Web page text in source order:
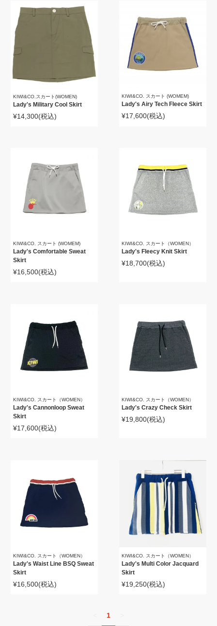
KIWI&CO.スカート(WOMEN)
Lady's Military Cool Skirt
¥14,300(税込)
KIWI&CO. スカート (WOMEM)
Lady's Airy Tech Fleece Skirt
¥17,600(税込)
KIWI&CO. スカート (WOMEM)
Lady's Comfortable Sweat
Skirt
¥16,500(税込)
KIWI&CO. スカート（WOMEN）
Lady's Fleecy Knit Skirt
¥18,700(税込)
KIWI&CO. スカート（WOMEN）
Lady's Cannonloop Sweat
Skirt
¥17,600(税込)
KIWI&CO. スカート（WOMEN）
Lady's Crazy Check Skirt
¥19,800(税込)
KIWI&CO. スカート（WOMEN）
Lady's Waist Line BSQ Sweat
Skirt
¥16,500(税込)
KIWI&CO. スカート（WOMEN）
Lady's Multi Color Jacquard
Skirt
¥19,250(税込)
1